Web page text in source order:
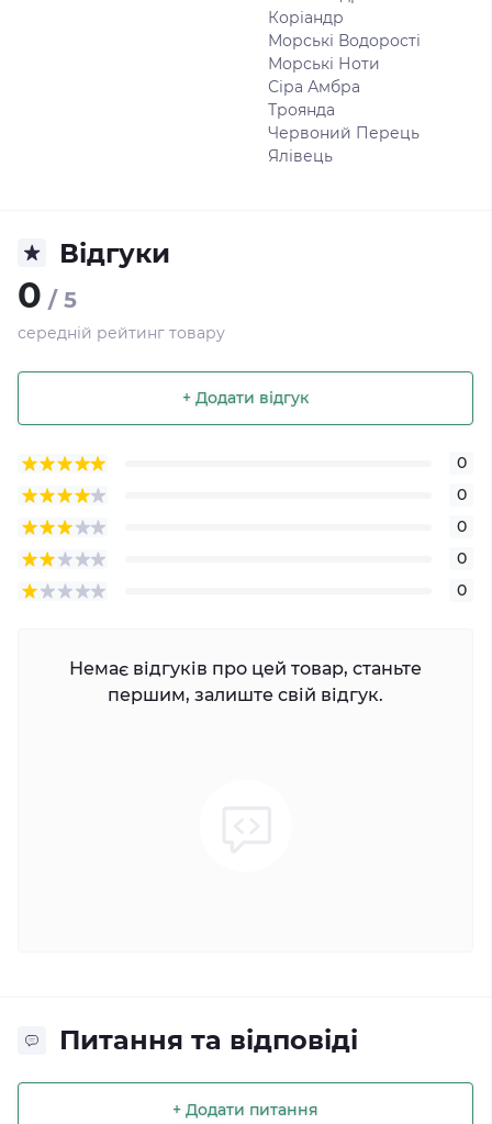
Коріандр
Морські Водорості
Морські Ноти
Сіра Амбра
Троянда
Червоний Перець
Ялівець
Відгуки
0 / 5
середній рейтинг товару
+ Додати відгук
0
0
0
0
0
Немає відгуків про цей товар, станьте
першим, залиште свій відгук.
Питання та відповіді
+ Додати питання